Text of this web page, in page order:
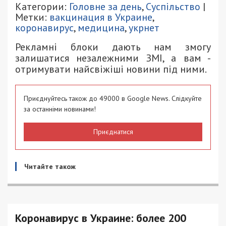
Категории: Головне за день,Суспільство |
Метки: вакцинация в Украине,
коронавирус, медицина,укрнет
Рекламні блоки дають нам змогу
залишатися незалежними ЗМІ, а вам -
отримувати найсвіжіші новини під ними.
Приєднуйтесь також до 49000 в Google News. Слідкуйте
за останніми новинами!
Приєднатися
Читайте також
Коронавирус в Украине: более 200